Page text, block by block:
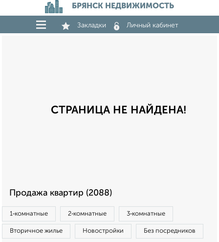
БРЯНСК НЕДВИЖИМОСТЬ
Закладки Личный кабинет
СТРАНИЦА НЕ НАЙДЕНА!
Продажа квартир (2088)
1‑комнатные 2‑комнатные 3‑комнатные
Вторичное жилье Новостройки Без посредников